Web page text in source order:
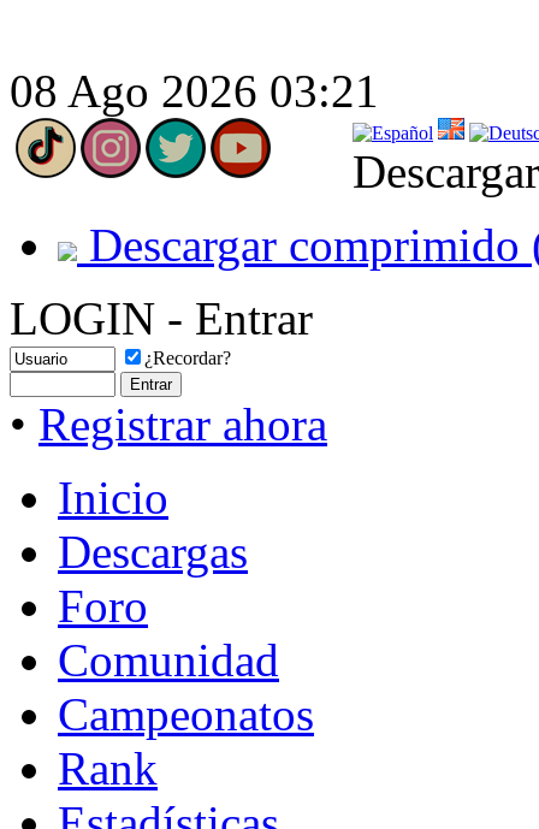
08 Ago 2026 03:21
Descargar comprimido
LOGIN - Entrar
¿Recordar?
• Registrar ahora
Inicio
Descargas
Foro
Comunidad
Campeonatos
Rank